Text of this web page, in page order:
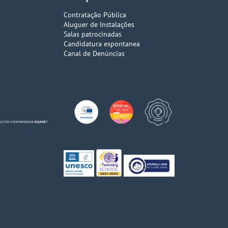
Contratação Pública
Aluguer de Instalações
Salas patrocinadas
Candidatura espontanea
Canal de Denúncias